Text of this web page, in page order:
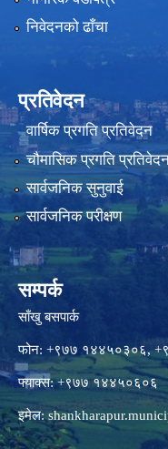
निवेदनको ढाँचा
प्रतिवेदन
वार्षिक प्रगति प्रतिवेदन
चौमासिक प्रगति
सार्वजनिक सुनुवाई
सार्वजनिक परीक्षण
सम्पर्क
साँखु बसपार्क
फोन: +९७७ १४४५०३०६,
फ्याक्स: +९७७ १४४५०६०६
इमेल: